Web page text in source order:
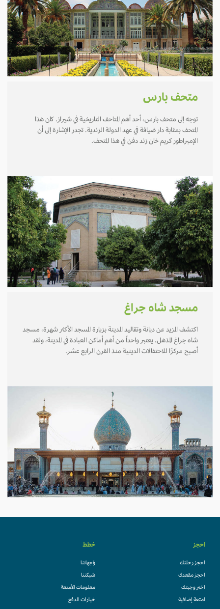
متحف بارس
توجه إلى متحف بارس، أحد أهم المتاحف التاريخية في شيراز. كان هذا
المتحف بمثابة دار ضيافة في عهد الدولة الزندية. تجدر الإشارة إلى أن
الإمبراطور كريم خان زند دفن في هذا المتحف.
مسجد شاه جراغ
اكتشف المزيد عن ديانة وتقاليد المدينة بزيارة المسجد الأكثر شهرة، مسجد
شاه جراغ المذهل. يعتبر واحداً من أهم أماكن العبادة في المدينة، ولقد
أصبح مركزًا للاحتفالات الدينية منذ القرن الرابع عشر.
احجز
احجز رحلتك
احجز مقعدك
اختر وجبتك
امتعة إضافية
خطط
وُجهاتنا
شبكتنا
معلومات الأمتعة
خيارات الدفع